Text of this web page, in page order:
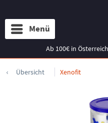
Menü
Ab 100€ in
Übersicht Xenofit